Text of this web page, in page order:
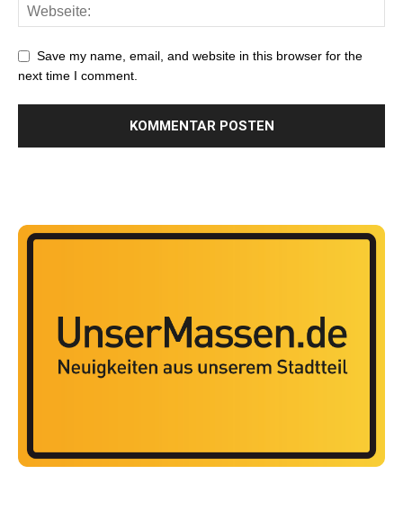
Save my name, email, and website in this browser for the
next time I comment.